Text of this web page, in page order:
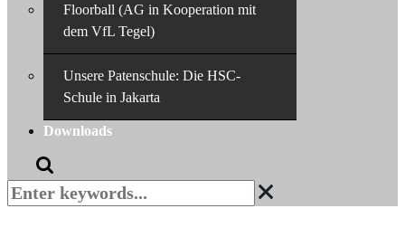
Floorball (AG in Kooperation mit
dem VfL Tegel)
Unsere Patenschule: Die HSC-
Schule in Jakarta
Downloads